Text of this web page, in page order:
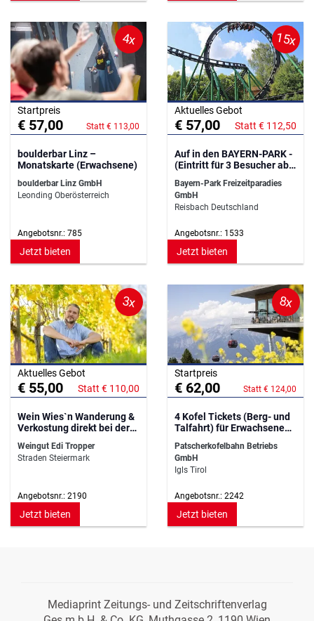
4x
Startpreis
€ 57,00 Statt € 113,00
boulderbar Linz –
Monatskarte (Erwachsene)
boulderbar Linz GmbH
Leonding Oberösterreich
Angebotsnr.: 785
Jetzt bieten
15x
Aktuelles Gebot
€ 57,00 Statt € 112,50
Auf in den BAYERN-PARK -
(Eintritt für 3 Besucher ab
Bayern-Park Freizeitparadies
GmbH
Reisbach Deutschland
Angebotsnr.: 1533
Jetzt bieten
3x
Aktuelles Gebot
€ 55,00 Statt € 110,00
Wein Wies`n Wanderung &
Verkostung direkt bei der
Rebe
Weingut Edi Tropper
Straden Steiermark
Angebotsnr.: 2190
Jetzt bieten
8x
Startpreis
€ 62,00 Statt € 124,00
4 Kofel Tickets (Berg- und
Talfahrt) für Erwachsene
Patscherkofelbahn Betriebs
GmbH
Igls Tirol
Angebotsnr.: 2242
Jetzt bieten
Mediaprint Zeitungs- und Zeitschriftenverlag